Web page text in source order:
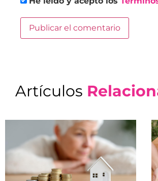
Artículos